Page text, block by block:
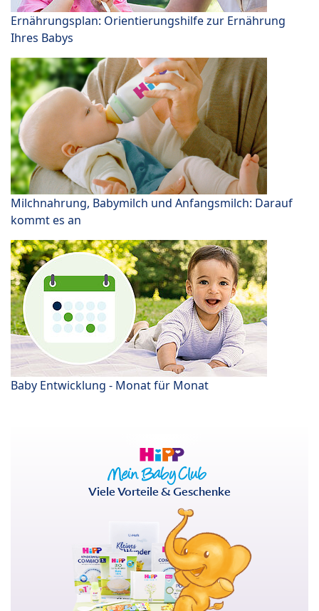
Ernährungsplan: Orientierungshilfe zur Ernährung
Ihres Babys
Milchnahrung, Babymilch und Anfangsmilch: Darauf
kommt es an
Baby Entwicklung - Monat für Monat
Viele Vorteile & Geschenke